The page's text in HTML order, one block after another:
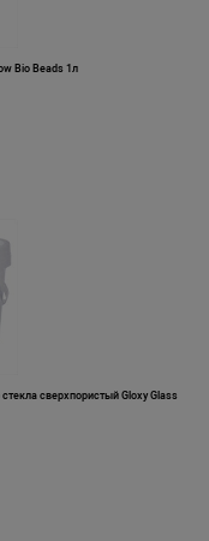
Bio Beads 1л
сверхпористый Gloxy Glass